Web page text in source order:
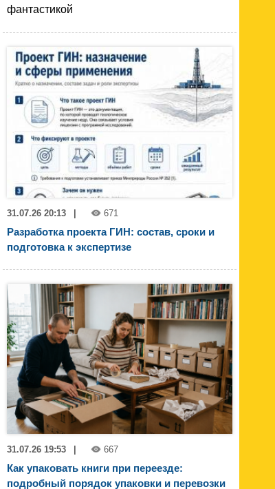
фантастикой
31.07.26 20:13 | 671
Разработка проекта ГИН: состав, сроки и
подготовка к экспертизе
31.07.26 19:53 667
Как упаковать книги при переезде:
подробный порядок упаковки и перевозки